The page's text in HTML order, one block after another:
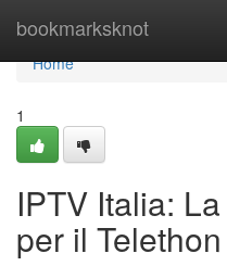
bookmarksknot
Home
Home
1
IPTV Italia:
per il Telethon